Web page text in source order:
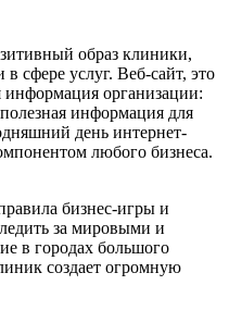
образ клиники,
сфере услуг. Веб-сайт, это
информация организации:
информация для
день интернет-
любого бизнеса.
бизнес-игры и
за мировыми и
в городах большого
создает огромную